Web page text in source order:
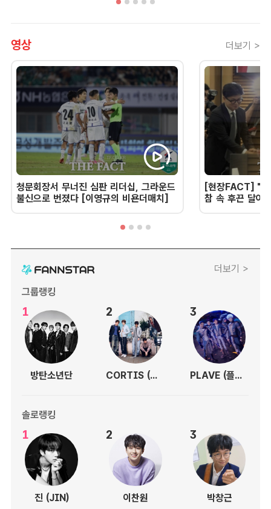
영상 더보기 >
청문회장서 무너진 심판 리더십, 그라운드
불신으로 번졌다 [이영규의 비욘더매치]
[현장FACT] "한
참 속 후끈 달아
더보기 >
그룹랭킹
1
방탄소년단
2
CORTIS (코르티스)
3
PLAVE (플레이브)
솔로랭킹
1
진 (JIN)
2
이찬원
3
박창근